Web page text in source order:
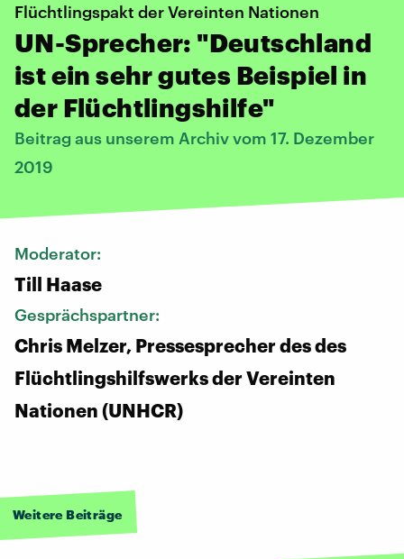
Flüchtlingspakt der Vereinten Nationen
UN-Sprecher: "Deutschland
ist ein sehr gutes Beispiel in
der Flüchtlingshilfe"
Beitrag aus unserem Archiv vom 17. Dezember
2019
Moderator:
Till Haase
Gesprächspartner:
Chris Melzer, Pressesprecher des des
Flüchtlingshilfswerks der Vereinten
Nationen (UNHCR)
Weitere Beiträge